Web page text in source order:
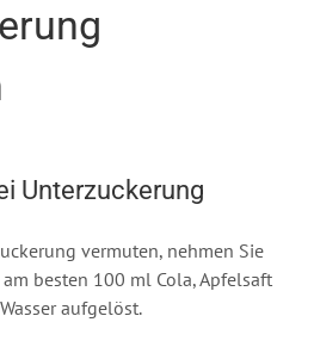
Unterzuckerung
vermuten, nehmen Sie
besten 100 ml Cola, Apfelsaft
aufgelöst.